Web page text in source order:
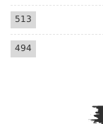
513
494